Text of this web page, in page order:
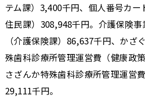
テム課）3,400千円、個人番号カー
住民課）308,948千円。介護保険
（介護保険課）86,637千円、かざ
殊歯科診療所管理運営費（健康政
さざんか特殊歯科診療所管理運営
29,111千円。